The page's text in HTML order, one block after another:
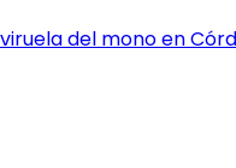
del mono en